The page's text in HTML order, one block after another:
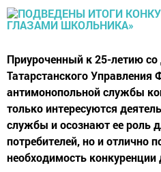
Приуроченный к 25-летию со
Татарстанского Управления
антимонопольной службы
только интересуются
службы и осознают ее роль
потребителей, но и отлично
необходимость